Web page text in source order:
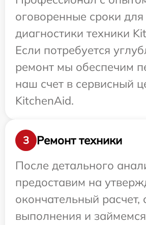
оговоренные сроки для
диагностики техники
Если потребуется
ремонт мы обеспечим
наш счет в сервисный
KitchenAid.
3
Ремонт техники
После детального
предоставим на
окончательный расчет,
выполнения и займемся